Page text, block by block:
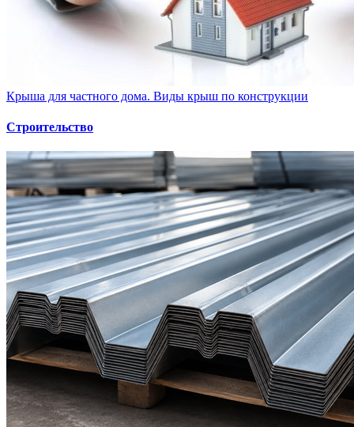
Крыша для частного дома. Виды крыш по конструкции
Строительство